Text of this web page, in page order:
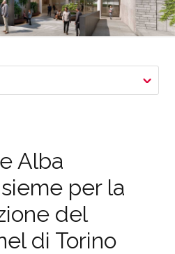
Alba
per la
del
di Torino